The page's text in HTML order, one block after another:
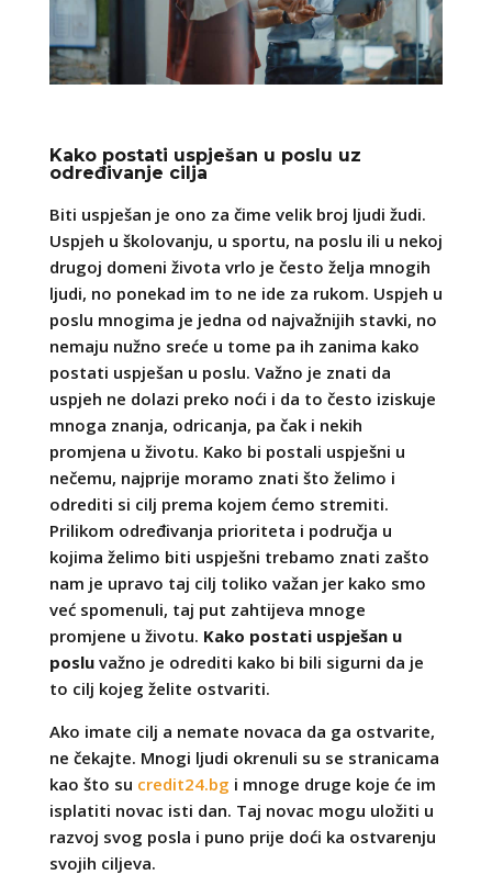
Kako postati uspješan u poslu uz
određivanje cilja
Biti uspješan je ono za čime velik broj ljudi žudi.
Uspjeh u školovanju, u sportu, na poslu ili u nekoj
drugoj domeni života vrlo je često želja mnogih
ljudi, no ponekad im to ne ide za rukom. Uspjeh u
poslu mnogima je jedna od najvažnijih stavki, no
nemaju nužno sreće u tome pa ih zanima kako
postati uspješan u poslu. Važno je znati da
uspjeh ne dolazi preko noći i da to često iziskuje
mnoga znanja, odricanja, pa čak i nekih
promjena u životu. Kako bi postali uspješni u
nečemu, najprije moramo znati što želimo i
odrediti si cilj prema kojem ćemo stremiti.
Prilikom određivanja prioriteta i područja u
kojima želimo biti uspješni trebamo znati zašto
nam je upravo taj cilj toliko važan jer kako smo
već spomenuli, taj put zahtijeva mnoge
promjene u životu. Kako postati uspješan u
posluvažno je odrediti kako bi bili sigurni da je
to cilj kojeg želite ostvariti.
Ako imate cilj a nemate novaca da ga ostvarite,
ne čekajte. Mnogi ljudi okrenuli su se stranicama
kao što su credit24.bg i mnoge druge koje će im
isplatiti novac isti dan. Taj novac mogu uložiti u
razvoj svog posla i puno prije doći ka ostvarenju
svojih ciljeva.